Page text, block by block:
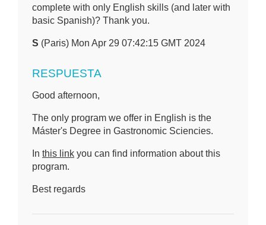
complete with only English skills (and later with
basic Spanish)? Thank you.
S (Paris) Mon Apr 29 07:42:15 GMT 2024
RESPUESTA
Good afternoon,
The only program we offer in English is the
Máster's Degree in Gastronomic Sciencies.
In this link you can find information about this
program.
Best regards